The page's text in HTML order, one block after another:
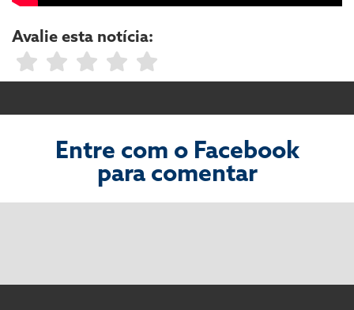
Avalie esta notícia:
Entre com o Facebook
para comentar